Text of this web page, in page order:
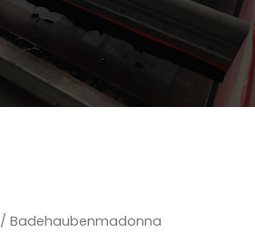
/ Badehaubenmadonna